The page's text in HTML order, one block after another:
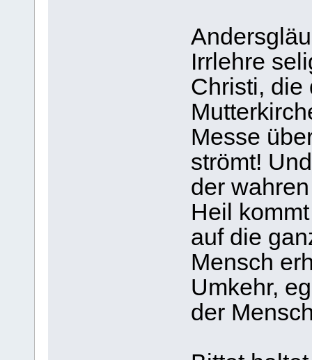
Irrlehre
Christi, die
Messe
strömt!
der
Heil
auf die
Mensch
Umkehr,
der